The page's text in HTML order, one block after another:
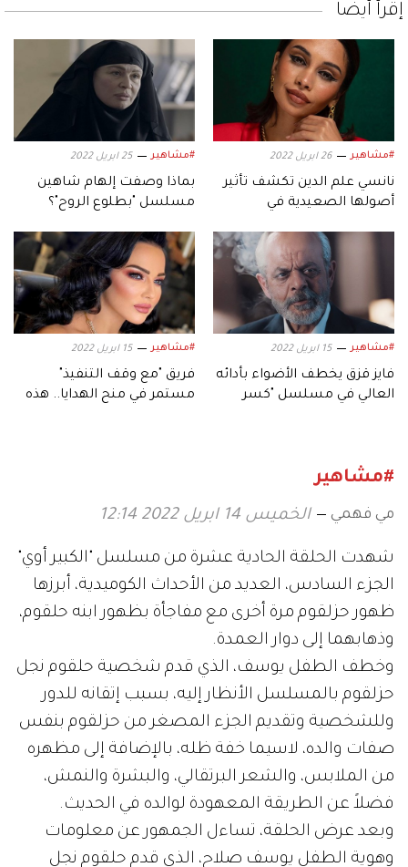
إقرأ أيضاً
#مشاهير 26 ابريل 2022
نانسي علم الدين تكشف تأثير
أصولها الصعيدية في
#مشاهير 25 ابريل 2022
بماذا وصفت إلهام شاهين
مسلسل "بطلوع الروح"؟
#مشاهير 15 ابريل 2022
فايز قزق يخطف الأضواء بأدائه
العالي في مسلسل "كسر
#مشاهير 15 ابريل 2022
فريق "مع وقف التنفيذ"
مستمر في منح الهدايا.. هذه
#مشاهير
مي فهمي الخميس 14 ابريل 2022 12:14
شهدت الحلقة الحادية عشرة من مسلسل "الكبير أوي"
الجزء السادس، العديد من الأحداث الكوميدية، أبرزها
ظهور حزلقوم مرة أخرى مع مفاجأة بظهور ابنه حلقوم،
وذهابهما إلى دوار العمدة.
وخطف الطفل يوسف، الذي قدم شخصية حلقوم نجل
حزلقوم بالمسلسل الأنظار إليه، بسبب إتقانه للدور
وللشخصية وتقديم الجزء المصغر من حزلقوم بنفس
صفات والده، لاسيما خفة ظله، بالإضافة إلى مظهره
من الملابس، والشعر البرتقالي، والبشرة والنمش،
فضلاً عن الطريقة المعهودة لوالده في الحديث.
وبعد عرض الحلقة، تساءل الجمهور عن معلومات
وهوية الطفل يوسف صلاح، الذي قدم حلقوم نجل